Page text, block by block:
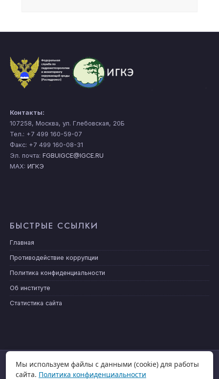
Контакты:
107258, Москва, ул. Глебовская, 20Б
Тел.: +7 499 160-59-07
Факс: +7 499 160-08-31
Эл. почта: FGBUIGCE@IGCE.RU
MAX: ИГКЭ
БЫСТРЫЕ ССЫЛКИ
Главная
Противодействие коррупции
Политика конфиденциальности
Об институте
Статистика сайта
ГЛАВНАЯ
Мы используем файлы с данными (cookie) для работы
сайта. Политика конфиденциальности